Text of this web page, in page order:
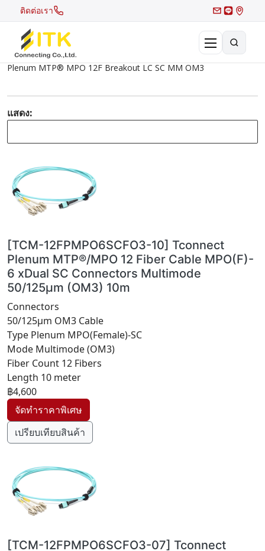
ติดต่อเรา
Recent Search
Hot Search
Plenum MTP® MPO 12F Breakout LC SC MM OM3
แสดง:
[TCM-12FPMPO6SCFO3-10] Tconnect
Plenum MTP®/MPO 12 Fiber Cable MPO(F)-
6 xDual SC Connectors Multimode
50/125µm (OM3) 10m
Connectors
50/125µm OM3 Cable
Type Plenum MPO(Female)-SC
Mode Multimode (OM3)
Fiber Count 12 Fibers
Length 10 meter
฿4,600
เปรียบเทียบสินค้า
[TCM-12FPMPO6SCFO3-07] Tconnect